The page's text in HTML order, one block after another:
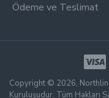
Ödeme ve Teslimat
Copyright © 2026,
Kuruluşudur. Tüm Hakları